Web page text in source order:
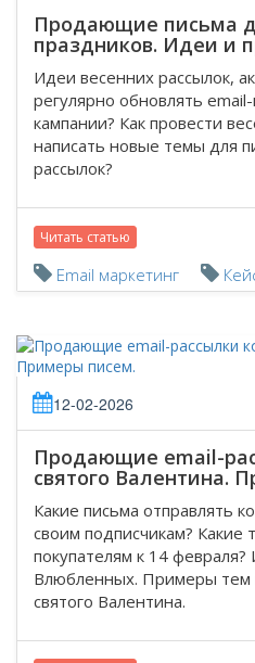
Продающие письма
праздников. Идеи и
Идеи весенних рассылок,
регулярно обновлять
кампании? Как провести
написать новые темы для
рассылок?
Читать статью
Email маркетинг
12-02-2026
Продающие email-
святого Валентина.
Какие письма отправлять
своим подписчикам? Какие
покупателям к 14
Влюбленных. Примеры тем
святого Валентина.